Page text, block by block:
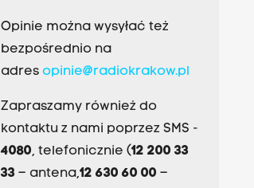
Opinie można wysyłać też
bezpośrednio na
adres opinie@radiokrakow.pl
Zapraszamy również do
kontaktu z nami poprzez SMS -
4080, telefonicznie (12 200 33
33– antena,12 630 60 00 –